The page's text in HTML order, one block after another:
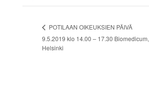
POTILAAN OIKEUKSIEN PÄIVÄ
9.5.2019 klo 14.00 – 17.30 Biomedicum,
Helsinki